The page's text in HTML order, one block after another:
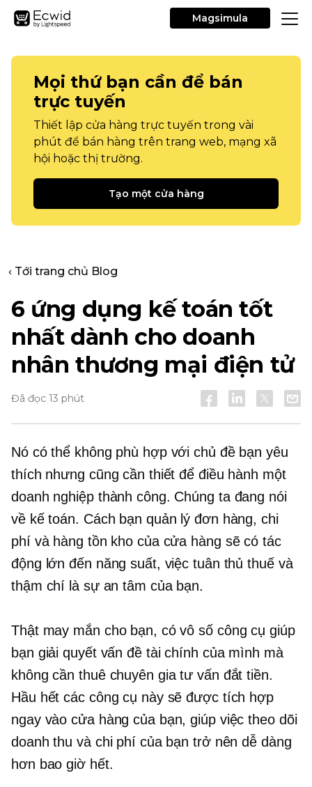
Magsimula
Mọi thứ bạn cần để bán
trực tuyến
Thiết lập cửa hàng trực tuyến trong vài
phút để bán hàng trên trang web, mạng xã
hội hoặc thị trường.
Tạo một cửa hàng
‹ Tới trang chủ Blog
6 ứng dụng kế toán tốt
nhất dành cho doanh
nhân thương mại điện tử
Đã đọc 13 phút
Nó có thể không phù hợp với chủ đề bạn yêu
thích nhưng cũng cần thiết để điều hành một
doanh nghiệp thành công. Chúng ta đang nói
về kế toán. Cách bạn quản lý đơn hàng, chi
phí và hàng tồn kho của cửa hàng sẽ có tác
động lớn đến năng suất, việc tuân thủ thuế và
thậm chí là sự an tâm của bạn.
Thật may mắn cho bạn, có vô số công cụ giúp
bạn giải quyết vấn đề tài chính của mình mà
không cần thuê chuyên gia tư vấn đắt tiền.
Hầu hết các công cụ này sẽ được tích hợp
ngay vào cửa hàng của bạn, giúp việc theo dõi
doanh thu và chi phí của bạn trở nên dễ dàng
hơn bao giờ hết.